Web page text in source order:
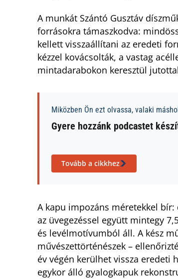
A munkát Szántó Gusztáv
forrásokra támaszkodva:
kellett visszaállítani az eredeti
kézzel kovácsolták, a vastag
mintadarabokon keresztül
Miközben Ön ezt olvassa, valaki
Gyere hozzánk podcastet
Tovább a cikkhez
A kapu impozáns méretekkel
az üvegezéssel együtt mintegy
és levélmotívumból áll. A kész
művészettörténészek –
év végén kerülhet vissza eredeti
egykor álló gyalogkapuk